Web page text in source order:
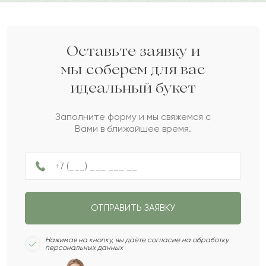
Ж 2022-05-20
Жирен
2022-03-11
Янина
2022-03-01
Рая
Дарина
С Созон
Лукьян
Оставьте заявку и
мы соберем для вас
идеальный букет
Заполните форму и мы свяжемся с
Вами в ближайшее время.
ОТПРАВИТЬ ЗАЯВКУ
Нажимая на кнопку, вы даёте согласие на обработку
персональных данных